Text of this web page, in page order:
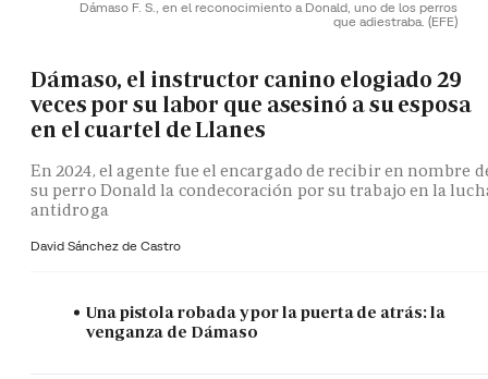
Dámaso F. S., en el reconocimiento a Donald, uno de los perros
que adiestraba. (EFE)
Dámaso, el instructor canino elogiado 29
veces por su labor que asesinó a su esposa
en el cuartel de Llanes
En 2024, el agente fue el encargado de recibir en nombre
su perro Donald la condecoración por su trabajo en la
antidroga
David Sánchez de Castro
Una pistola robada y por la puerta de atrás: la
venganza de Dámaso